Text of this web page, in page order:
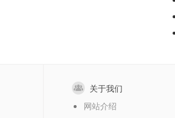
关于我们
网站介绍